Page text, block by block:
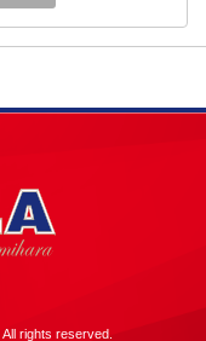
All rights reserved.